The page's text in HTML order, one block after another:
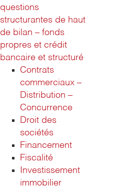
questions
structurantes de haut
de bilan – fonds
propres et crédit
bancaire et structuré
Contrats
commerciaux –
Distribution –
Concurrence
Droit des
sociétés
Financement
Fiscalité
Investissement
immobilier